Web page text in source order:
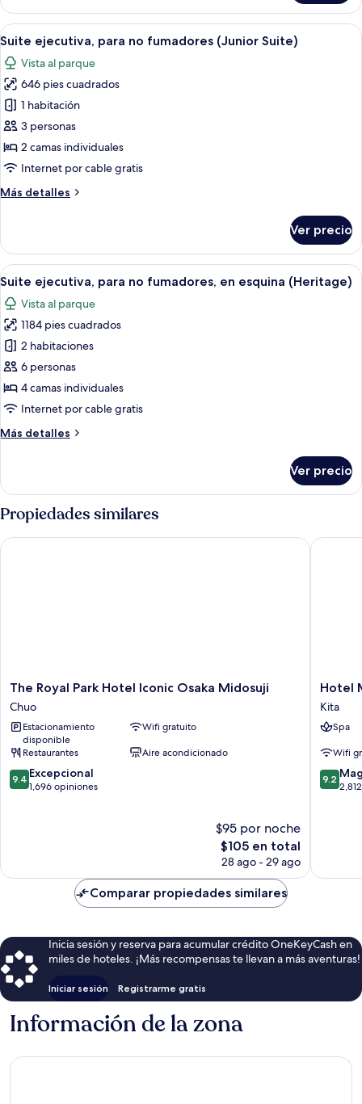
view
for
4
persons)
Deluxe,
para
no
fumadores
(Family
Studio
Town
view
for
4
persons)
Abrir
todas
las
fotos
de
Suite
ejecutiva,
para
fumadores
Habitación de hotel con cama,
4
Suite ejecutiva, para no fumadores (Junior Suite)
Vista al parque
646 pies cuadrados
1 habitación
3 personas
2 camas individuales
Internet por cable gratis
Más detalles
Más
ejecutiva,
para
no
fumadores
(Junior
Suite)
Ver precio
Abrir
todas
las
fotos
de
Suite
ejecutiva,
para
fumadores,
(Heritage)
Caja de seguridad en la habitación,
8
Suite ejecutiva, para no fumadores, en esquina (Heritage)
Vista al parque
1184 pies cuadrados
2 habitaciones
6 personas
4 camas individuales
Internet por cable gratis
Más detalles
Más
ejecutiva,
no
en
Ver precio
Propiedades similares
The
Royal
Park
Hotel
Iconic
Osaka
Midosuji
Chuo
The Royal Park Hotel Iconic Osaka Midosuji
Chuo
Estacionamiento
disponible
Wifi gratuito
Restaurantes
Aire acondicionado
9.4
de
9.4 Excepcional
1,696 opiniones
$95 por noche
El
precio
es
$105 en total
28 ago - 29 ago
The Royal Park Hotel Iconic Osaka Midosuji
Hotel
Le
Frere
Kita
Hotel
Kita
Spa
Wifi
9.2
de
9.2
Hotel
Comparar propiedades similares
Inicia sesión y reserva para acumular crédito OneKeyCash en
miles de hoteles. ¡Más recompensas te llevan a más aventuras!
Iniciar sesión Registrarme gratis
Información de la zona